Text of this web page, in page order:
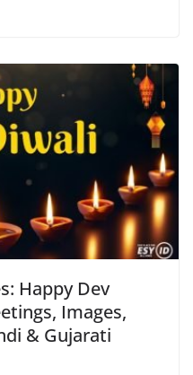
Happy Dev
Images,
& Gujarati